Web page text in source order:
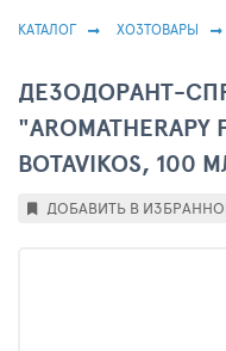
КАТАЛОГ ХОЗТОВАРЫ
ДЕЗОДОРАНТ-
BOTAVIKOS, 100
ДОБАВИТЬ В